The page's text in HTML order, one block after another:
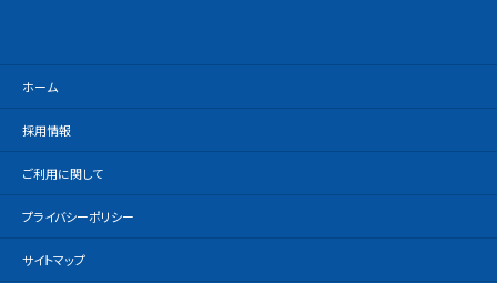
ホーム
採用情報
ご利用に関して
プライバシーポリシー
サイトマップ